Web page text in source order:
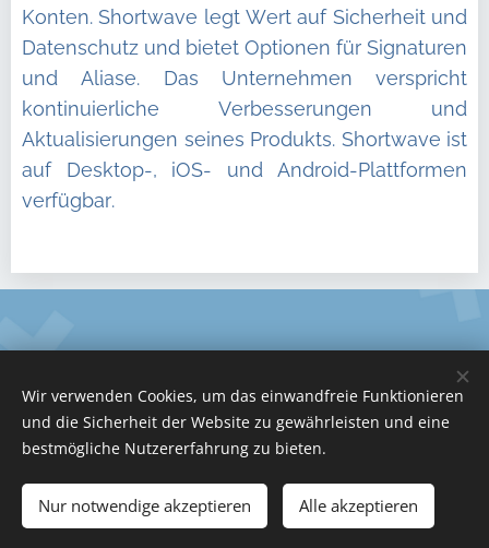
Konten. Shortwave legt Wert auf Sicherheit und
Datenschutz und bietet Optionen für Signaturen
und Aliase. Das Unternehmen verspricht
kontinuierliche Verbesserungen und
Aktualisierungen seines Produkts. Shortwave ist
auf Desktop-, iOS- und Android-Plattformen
verfügbar.
Tel.: +49 (0) 1575 1217143
service@no-coder.io
Sprachen
Deutsch
English
Wir verwenden Cookies, um das einwandfreie Funktionieren
und die Sicherheit der Website zu gewährleisten und eine
bestmögliche Nutzererfahrung zu bieten.
Nur notwendige akzeptieren Alle akzeptieren